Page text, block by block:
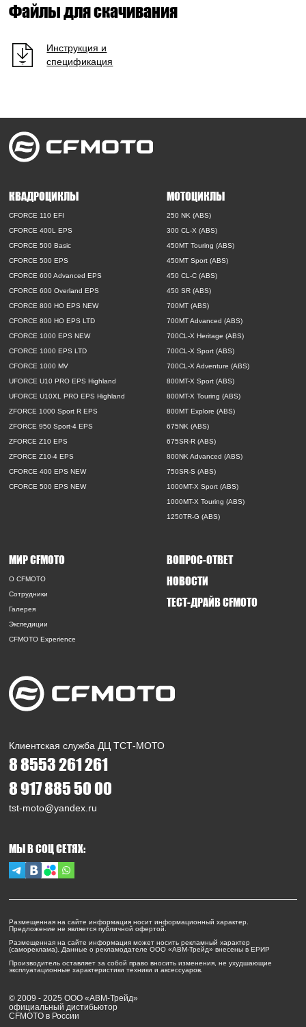
Файлы для скачивания
Инструкция и
спецификация
Клиентская служба ДЦ ТСТ-МОТО
8 8553 261 261
8 917 885 50 00
tst-moto@yandex.ru
МЫ В СОЦ СЕТЯХ:
КВАДРОЦИКЛЫ
CFORCE 110 EFI
CFORCE 400L EPS
CFORCE 500 Basic
CFORCE 500 EPS
CFORCE 600 Advanced EPS
CFORCE 600 Overland EPS
CFORCE 800 HO EPS NEW
CFORCE 800 HO EPS LTD
CFORCE 1000 EPS NEW
CFORCE 1000 EPS LTD
CFORCE 1000 MV
UFORCE U10 PRO EPS Highland
UFORCE U10XL PRO EPS Highland
ZFORCE 1000 Sport R EPS
ZFORCE 950 Sport-4 EPS
ZFORCE Z10 EPS
ZFORCE Z10-4 EPS
CFORCE 400 EPS NEW
CFORCE 500 EPS NEW
МОТОЦИКЛЫ
250 NK (ABS)
300 CL-X (ABS)
450MT Touring (ABS)
450MT Sport (ABS)
450 CL-C (ABS)
450 SR (ABS)
700MT (ABS)
700MT Advanced (ABS)
700CL-X Heritage (ABS)
700CL-X Sport (ABS)
700CL-X Adventure (ABS)
800MT-X Sport (ABS)
800MT-X Touring (ABS)
800MT Explore (ABS)
675NK (ABS)
675SR-R (ABS)
800NK Advanced (ABS)
750SR-S (ABS)
1000MT-X Sport (ABS)
1000MT-X Touring (ABS)
1250TR-G (ABS)
МИР CFMOTO
O CFMOTO
Сотрудники
Галерея
Экспедиции
CFMOTO Experience
ВОПРОС-ОТВЕТ
НОВОСТИ
ТЕСТ-ДРАЙВ CFMOTO
Размещенная на сайте информация носит информационный характер.
Предложение не является публичной офертой.
Размещенная на сайте информация может носить рекламный характер
(самореклама). Данные о рекламодателе ООО «АВМ-Трейд» внесены в ЕРИР
Производитель оставляет за собой право вносить изменения, не ухудшающие
эксплуатационные характеристики техники и аксессуаров.
© 2009 - 2025 ООО «АВМ-Трейд»
официальный дистибьютор
CFMOTO в России